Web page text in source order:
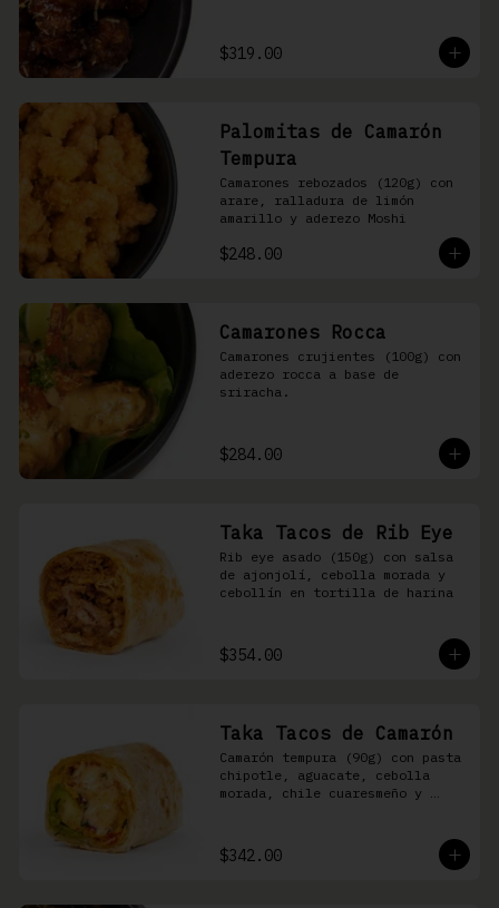
$319.00
Palomitas de Camarón
Tempura
Camarones rebozados (120g) con
arare, ralladura de limón
amarillo y aderezo Moshi
$248.00
Camarones Rocca
Camarones crujientes (100g) con
aderezo rocca a base de
sriracha.
$284.00
Taka Tacos de Rib Eye
Rib eye asado (150g) con salsa
de ajonjolí, cebolla morada y
cebollín en tortilla de harina
$354.00
Taka Tacos de Camarón
Camarón tempura (90g) con pasta
chipotle, aguacate, cebolla
morada, chile cuaresmeño y
$342.00